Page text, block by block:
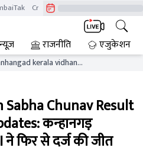
CrimeTak
न्यूज़ राजनीति एजुकेशन
kerala vidhan
Chunav Result
कन्हानगड़
ने फिर से दर्ज की जीत